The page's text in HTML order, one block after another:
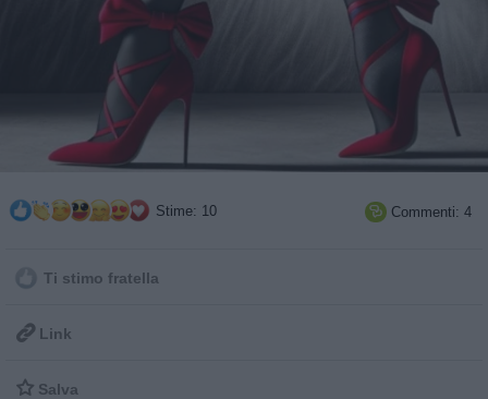
Stime: 10  Commenti: 4
Ti stimo fratella
 Link
 Salva